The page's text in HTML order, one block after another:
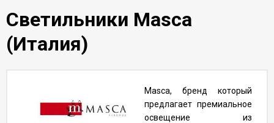
Светильники Masca
(Италия)
Masca, бренд который
предлагает премиальное
освещение из